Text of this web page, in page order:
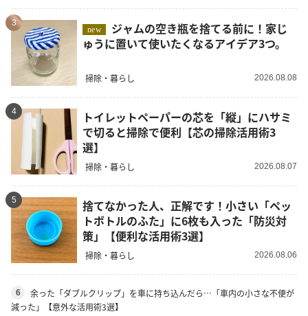
3
new
ゅうに置いて使いたくなるアイデア3つ。
掃除・暮らし 2026.08.08
4
トイレットペーパーの芯を「縦」にハサミ
で切ると掃除で便利【芯の掃除活用術3
選】
掃除・暮らし 2026.08.07
5
捨てなかった人、正解です！小さい「ペッ
トボトルのふた」に6枚も入った「防災対
策」【便利な活用術3選】
掃除・暮らし 2026.08.06
6
余った「ダブルクリップ」を車に持ち込んだら…「車内の小さな不便が
減った」【意外な活用術3選】